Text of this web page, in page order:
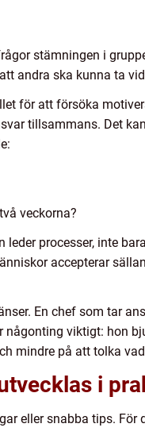
stämningen i
andra ska kunna ta
för att försöka
tillsammans. Det
veckorna?
processer, inte
accepterar
En chef som tar
viktigt: hon
mindre på att tolka
i
eller snabba tips. För